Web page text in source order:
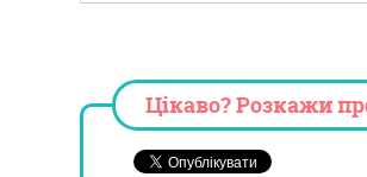
Цікаво? Розкажи